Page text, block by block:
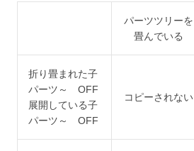
パーツツリーを
畳んでいる
折り畳まれた子
パーツ～ OFF
展開している子
パーツ～ OFF
コピーされない